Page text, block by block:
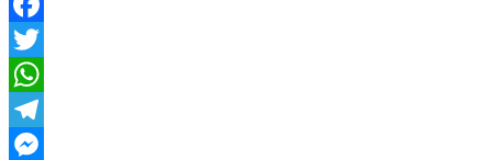
Facebook
Twitter
WhatsApp
Telegram